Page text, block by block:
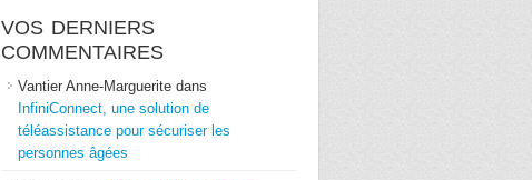
VOS DERNIERS
COMMENTAIRES
Vantier Anne-Marguerite dans
InfiniConnect, une solution de
téléassistance pour sécuriser les
personnes âgées